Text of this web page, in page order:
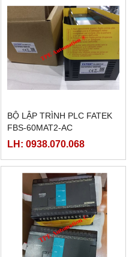
BỘ LẬP TRÌNH PLC FATEK
FBS-60MAT2-AC
LH: 0938.070.068